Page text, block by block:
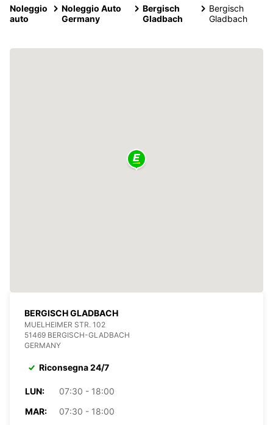
Noleggio
auto
Noleggio Auto
Germany
Bergisch
Gladbach
Bergisch
Gladbach
BERGISCH GLADBACH
MUELHEIMER STR. 102
51469 BERGISCH-GLADBACH
GERMANY
Riconsegna 24/7
LUN:
07:30 - 18:00
MAR:
07:30 - 18:00